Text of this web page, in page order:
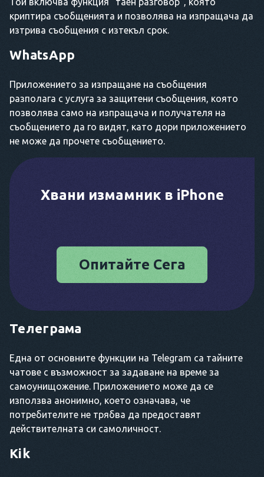
криптира съобщенията и позволява на изпращача да
изтрива съобщения с изтекъл срок.
WhatsApp
Приложението за изпращане на съобщения
разполага с услуга за защитени съобщения, която
позволява само на изпращача и получателя на
съобщението да го видят, като дори приложението
не може да прочете съобщението.
Хвани измамник в iPhone
Опитайте Сега
Телеграма
Една от основните функции на Telegram са тайните
чатове с възможност за задаване на време за
самоунищожение. Приложението може да се
използва анонимно, което означава, че
потребителите не трябва да предоставят
действителната си самоличност.
Kik